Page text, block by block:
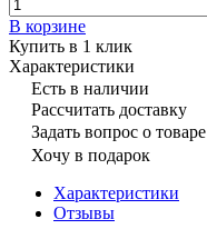
В корзине
Купить в 1 клик
Характеристики
Есть в наличии
Рассчитать доставку
Задать вопрос о товаре
Хочу в подарок
Характеристики
Отзывы